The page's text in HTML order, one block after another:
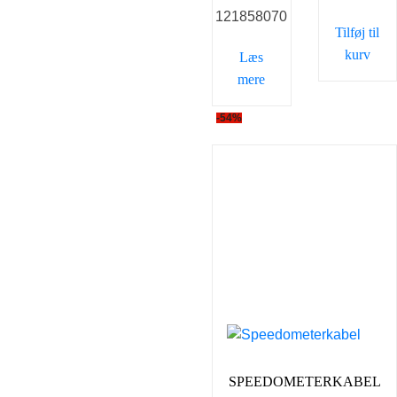
var:
er:
121858070
Læs
mere
Tilføj til
kurv
-54%
SPEEDOMETERKABEL